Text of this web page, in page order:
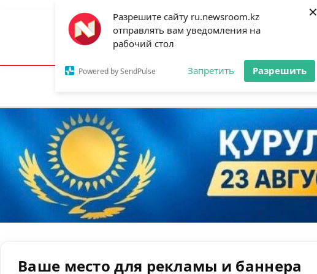
Разрешите сайту ru.newsroom.kz
отправлять вам уведомления на
рабочий стол
Powered by SendPulse Запретить Разрешить
×
Астана:15°C Алматы:24°C Шымкент:
Новости Аналитика
Ваше место для рекламы и баннера